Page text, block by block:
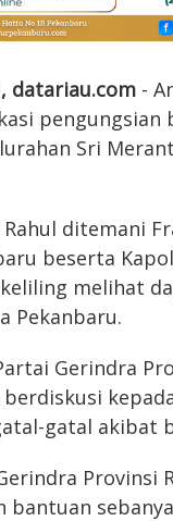
datariau.com -
pengungsian
Sri
ditemani
beserta
melihat
Pekanbaru.
Gerindra
gatal akibat
Provinsi
bantuan